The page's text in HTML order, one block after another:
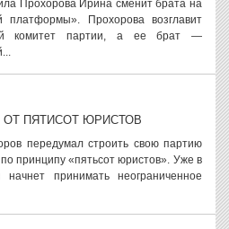
Прохорова Ирина сменит брата на
платформы». Прохорова возглавит
комитет партии, а ее брат —
ПЯТИСОТ ЮРИСТОВ
передумал строить свою партию
принципу «пятьсот юристов». Уже в
принимать неограниченное